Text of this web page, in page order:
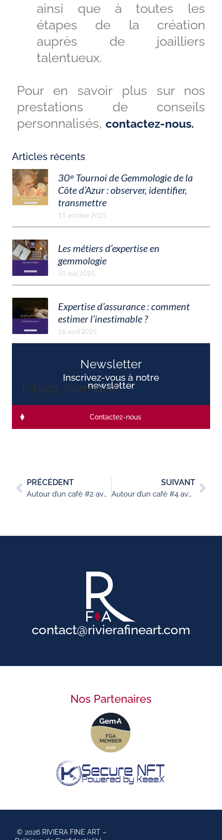
ainsi que à toutes les
étapes de la création
auprès de joailliers
talentueux.
Pour en savoir plus sur nos
prestations de conseils
personnalisés, contactez-nous.
Articles récents
30ᵉ Tournoi de Gemmologie de la
Côte d’Azur : observer, identifier,
transmettre
11 octobre 2025
Les métiers d’expertise en
gemmologie
10 mai 2025
Expertise d’assurance : comment
estimer l’inestimable ?
26 avril 2025
Newsletter
Inscrivez-vous à notre
newsletter
[sibwp_form id=1]
Contactez-nous
PRÉCÉDENT
Autour d’un café #2 avec Sttan, Designer de lampe
SUIVANT
Autour d’un café #4 avec Brett Gradel, Wood art
contact@rivierafineart.com
Nos Partenaires
© 2026 RIVIERA FINE ART –